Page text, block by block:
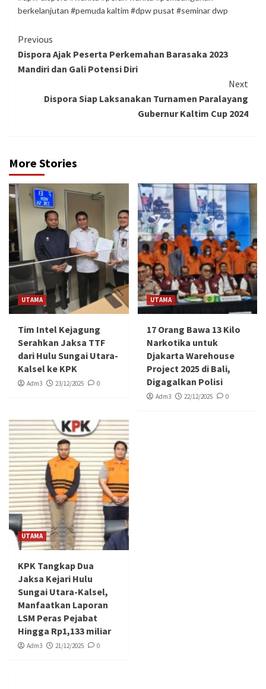
berkelanjutan #pemuda kaltim #dpw pusat #seminar dwp
Continue
Reading
Previous
Dispora Ajak Peserta Perkemahan Barasaka 2023
Mandiri dan Gali Potensi Diri
Next
Dispora Siap Laksanakan Turnamen Paralayang
Gubernur Kaltim Cup 2024
More Stories
UTAMA
Tim Intel Kejagung
Serahkan Jaksa TTF
dari Hulu Sungai Utara-
Kalsel ke KPK
Adm3 23/12/2025 0
UTAMA
17 Orang Bawa 13 Kilo
Narkotika untuk
Djakarta Warehouse
Project 2025 di Bali,
Digagalkan Polisi
Adm3 22/12/2025 0
UTAMA
KPK Tangkap Dua
Jaksa Kejari Hulu
Sungai Utara-Kalsel,
Manfaatkan Laporan
LSM Peras Pejabat
Hingga Rp1,133 miliar
Adm3 21/12/2025 0